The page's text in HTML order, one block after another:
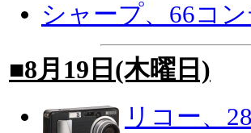
シャープ、66コ
■8月19日(木曜日)
リコー、